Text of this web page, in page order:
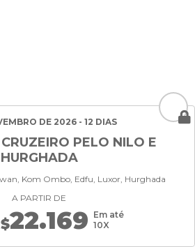
DE 2026 - 12 DIAS
PELO NILO E
HURGHADA
Kom Ombo, Edfu, Luxor, Hurghada
A PARTIR DE
22.169 Em até
10X